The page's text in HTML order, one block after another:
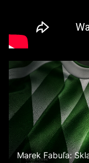
Marek Fabuľa: